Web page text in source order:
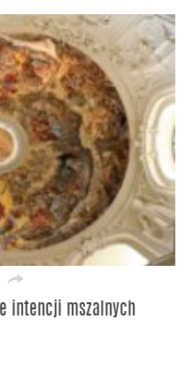
intencji mszalnych